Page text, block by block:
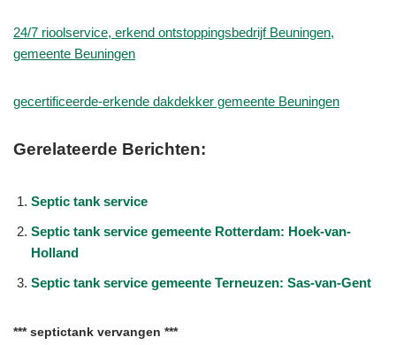
24/7 rioolservice, erkend ontstoppingsbedrijf Beuningen,
gemeente Beuningen
gecertificeerde-erkende dakdekker gemeente Beuningen
Gerelateerde Berichten:
Septic tank service
Septic tank service gemeente Rotterdam: Hoek-van-
Holland
Septic tank service gemeente Terneuzen: Sas-van-Gent
*** septictank vervangen ***